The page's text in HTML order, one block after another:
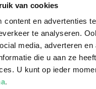
van cookies
content en advertenties
te analyseren.
media, adverteren
die u aan ze
U kunt op ieder
.
Over ons
Vacatures
Winkels en
Cadeaukaart